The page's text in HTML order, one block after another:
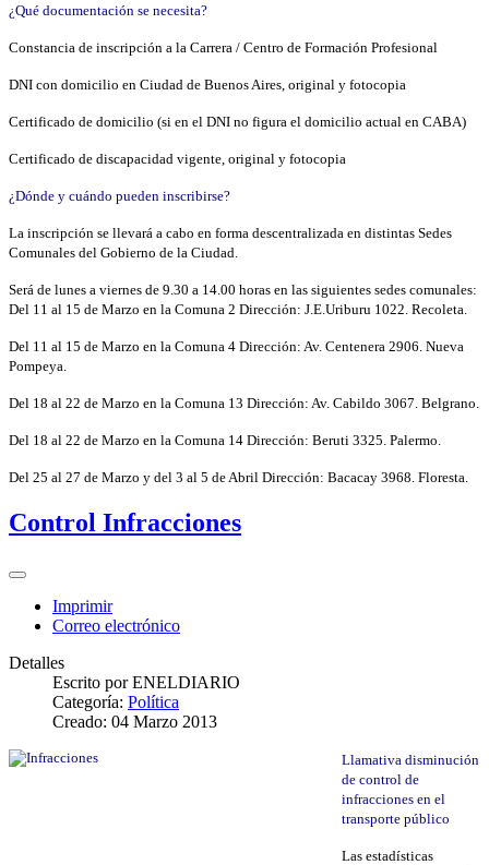
¿Qué documentación se necesita?
Constancia de inscripción a la Carrera / Centro de Formación Profesional
DNI con domicilio en Ciudad de Buenos Aires, original y fotocopia
Certificado de domicilio (si en el DNI no figura el domicilio actual en CABA)
Certificado de discapacidad vigente, original y fotocopia
¿Dónde y cuándo pueden inscribirse?
La inscripción se llevará a cabo en forma descentralizada en distintas Sedes
Comunales del Gobierno de la Ciudad.
Será de lunes a viernes de 9.30 a 14.00 horas en las siguientes sedes comunales:
Del 11 al 15 de Marzo en la Comuna 2 Dirección: J.E.Uriburu 1022. Recoleta.
Del 11 al 15 de Marzo en la Comuna 4 Dirección: Av. Centenera 2906. Nueva
Pompeya.
Del 18 al 22 de Marzo en la Comuna 13 Dirección: Av. Cabildo 3067. Belgrano.
Del 18 al 22 de Marzo en la Comuna 14 Dirección: Beruti 3325. Palermo.
Del 25 al 27 de Marzo y del 3 al 5 de Abril Dirección: Bacacay 3968. Floresta.
Control Infracciones
Imprimir
Correo electrónico
Detalles
Escrito porENELDIARIO
Categoría: Política
Creado: 04 Marzo 2013
Llamativa disminución
de control de
infracciones en el
transporte público
Las estadísticas